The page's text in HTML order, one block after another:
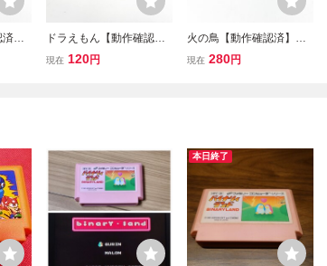
】
ドラえもん【動作確認
済】８本まで同梱可 簡
現在 120円
火の鳥【動作確認済】８
本まで同梱可 簡易清掃
現在 280円
本日終了